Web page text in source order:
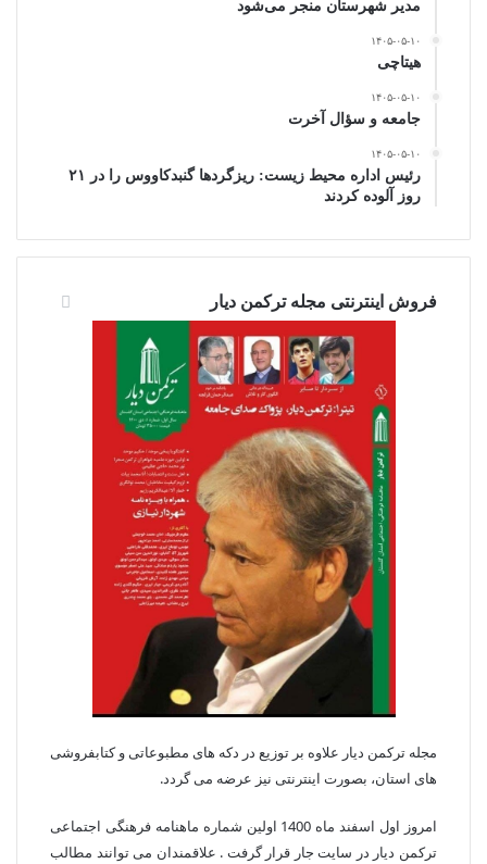
مدیر شهرستان منجر می‌شود
۱۴۰۵-۰۵-۱۰
هیتاچی
۱۴۰۵-۰۵-۱۰
جامعه و سؤال آخرت
۱۴۰۵-۰۵-۱۰
رئیس اداره محیط زیست: ریزگردها گنبدکاووس را در ۲۱
روز آلوده کردند
فروش اینترنتی مجله ترکمن دیار
مجله ترکمن دیار علاوه بر توزیع در دکه های مطبوعاتی و کتابفروشی
های استان، بصورت اینترنتی نیز عرضه می گردد.‌
امروز اول اسفند ماه 1400 اولین شماره ماهنامه فرهنگی اجتماعی
ترکمن دیار در سایت جار قرار گرفت . علاقمندان می توانند مطالب